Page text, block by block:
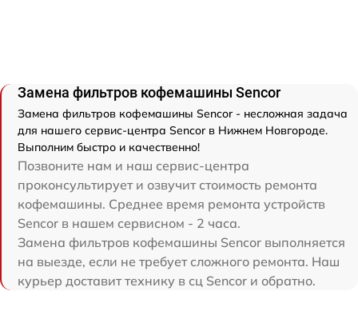
Замена фильтров кофемашины Sencor
Замена фильтров кофемашины Sencor - несложная задача
для нашего сервис-центра Sencor в Нижнем Новгороде.
Выполним быстро и качественно!
Позвоните нам и наш сервис-центра
проконсультирует и озвучит стоимость ремонта
кофемашины. Среднее время ремонта устройств
Sencor в нашем сервисном - 2 часа.
Замена фильтров кофемашины Sencor выполняется
на выезде, если не требует сложного ремонта. Наш
курьер доставит технику в сц Sencor и обратно.